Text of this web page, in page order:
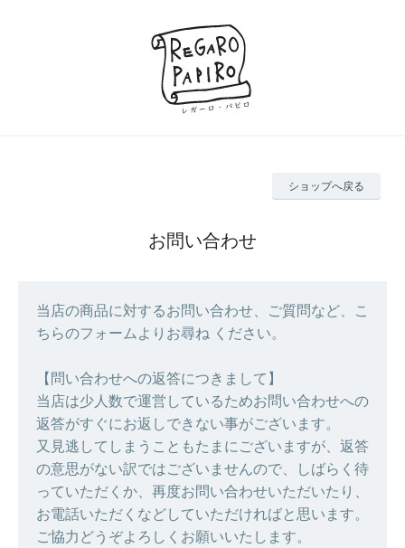
ショップへ戻る
お問い合わせ
当店の商品に対するお問い合わせ、ご質問など、こ
ちらのフォームよりお尋ね ください。
【問い合わせへの返答につきまして】
当店は少人数で運営しているためお問い合わせへの
返答がすぐにお返しできない事がございます。
又見逃してしまうこともたまにございますが、返答
の意思がない訳ではございませんので、しばらく待
っていただくか、再度お問い合わせいただいたり、
お電話いただくなどしていただければと思います。
ご協力どうぞよろしくお願いいたします。